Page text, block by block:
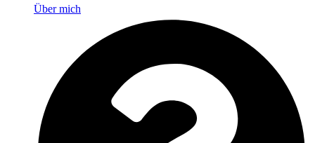
Über mich